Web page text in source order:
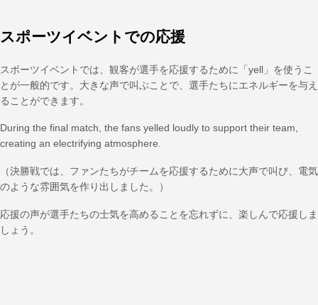
スポーツイベントでの応援
スポーツイベントでは、観客が選手を応援するために「yell」を使うこ
とが一般的です。大きな声で叫ぶことで、選手たちにエネルギーを与え
ることができます。
During the final match, the fans yelled loudly to support their team,
creating an electrifying atmosphere.
（決勝戦では、ファンたちがチームを応援するために大声で叫び、電気
のような雰囲気を作り出しました。）
応援の声が選手たちの士気を高めることを忘れずに、楽しんで応援しま
しょう。